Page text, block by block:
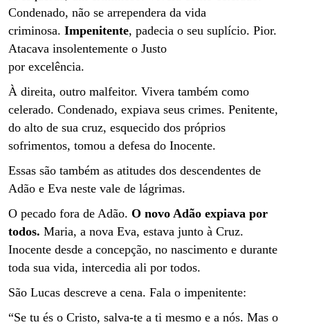
Condenado, não se arrependera da vida
criminosa. Impenitente, padecia o seu suplício. Pior.
Atacava insolentemente o Justo
por excelência.
À direita, outro malfeitor. Vivera também como
celerado. Condenado, expiava seus crimes. Penitente,
do alto de sua cruz, esquecido dos próprios
sofrimentos, tomou a defesa do Inocente.
Essas são também as atitudes dos descendentes de
Adão e Eva neste vale de lágrimas.
O pecado fora de Adão. O novo Adão expiava por
todos. Maria, a nova Eva, estava junto à Cruz.
Inocente desde a concepção, no nascimento e durante
toda sua vida, intercedia ali por todos.
São Lucas descreve a cena. Fala o impenitente:
“Se tu és o Cristo, salva-te a ti mesmo e a nós. Mas o